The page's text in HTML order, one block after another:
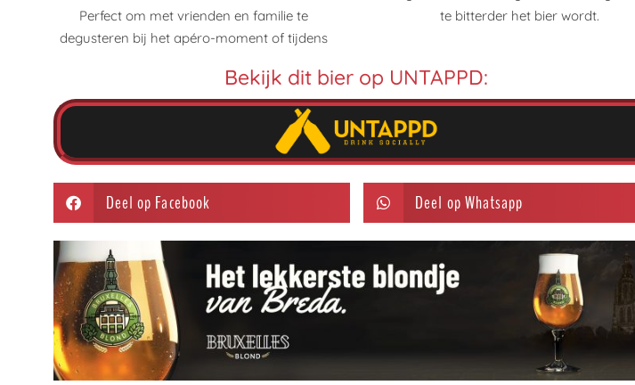
Perfect om met vrienden en familie te
degusteren bij het apéro-moment of tijdens
te bitterder het bier wordt.
Bekijk dit bier op UNTAPPD:
Deel op Facebook Deel op Whatsapp